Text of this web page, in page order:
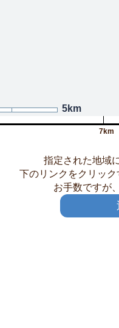
5km
7km
指定された地域
下のリンクをクリック
お手数ですが